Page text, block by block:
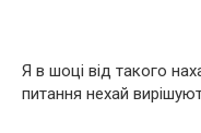
Я в шoці від такого
питання нехай